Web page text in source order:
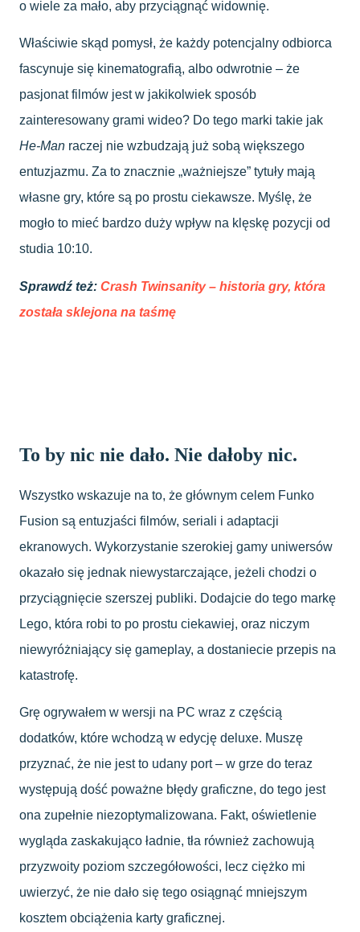
o wiele za mało, aby przyciągnąć widownię.
Właściwie skąd pomysł, że każdy potencjalny odbiorca
fascynuje się kinematografią, albo odwrotnie – że
pasjonat filmów jest w jakikolwiek sposób
zainteresowany grami wideo? Do tego marki takie jak
He-Man raczej nie wzbudzają już sobą większego
entuzjazmu. Za to znacznie „ważniejsze” tytuły mają
własne gry, które są po prostu ciekawsze. Myślę, że
mogło to mieć bardzo duży wpływ na klęskę pozycji od
studia 10:10.
Sprawdź też: Crash Twinsanity – historia gry, która
została sklejona na taśmę
To by nic nie dało. Nie dałoby nic.
Wszystko wskazuje na to, że głównym celem Funko
Fusion są entuzjaści filmów, seriali i adaptacji
ekranowych. Wykorzystanie szerokiej gamy uniwersów
okazało się jednak niewystarczające, jeżeli chodzi o
przyciągnięcie szerszej publiki. Dodajcie do tego markę
Lego, która robi to po prostu ciekawiej, oraz niczym
niewyróżniający się gameplay, a dostaniecie przepis na
katastrofę.
Grę ogrywałem w wersji na PC wraz z częścią
dodatków, które wchodzą w edycję deluxe. Muszę
przyznać, że nie jest to udany port – w grze do teraz
występują dość poważne błędy graficzne, do tego jest
ona zupełnie niezoptymalizowana. Fakt, oświetlenie
wygląda zaskakująco ładnie, tła również zachowują
przyzwoity poziom szczegółowości, lecz ciężko mi
uwierzyć, że nie dało się tego osiągnąć mniejszym
kosztem obciążenia karty graficznej.